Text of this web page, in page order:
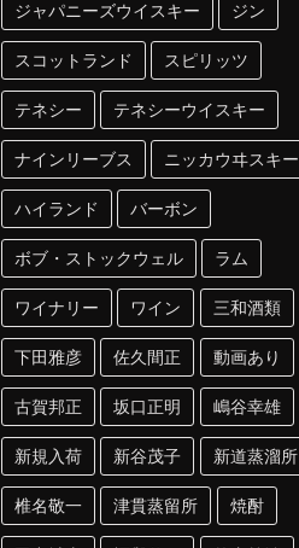
ジャパニーズウイスキー ジン
スコットランド スピリッツ
テネシー テネシーウイスキー
ナインリーブス ニッカウヰスキー
ハイランド バーボン
ボブ・ストックウェル ラム
ワイナリー ワイン 三和酒類
下田雅彦 佐久間正 動画あり
古賀邦正 坂口正明 嶋谷幸雄
新規入荷 新谷茂子 新道蒸溜所
椎名敬一 津貫蒸留所 焼酎